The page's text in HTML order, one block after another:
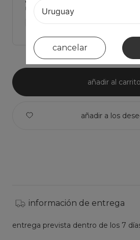
cancelar
Haz click para ver Las medidas de la prenda
ver medidas de la
añadir al carrito
información de entrega
entrega prevista dentro de los 7